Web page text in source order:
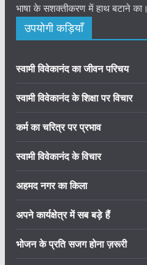
भाषा के सशक्तीकरण में हाथ बटाने का।
उपयोगी कड़ियाँ
स्वामी विवेकानंद का जीवन परिचय
स्वामी विवेकानंद के शिक्षा पर विचार
कर्म का चरित्र पर प्रभाव
स्वामी विवेकानंद के विचार
अहमद नगर का किला
अपने कार्यक्षेत्र में सब बड़े हैं
भोजन के प्रति सजग होना ज़रूरी